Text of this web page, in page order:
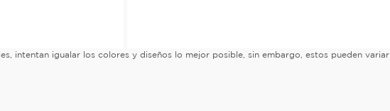
intentan igualar los colores y diseños lo mejor posible, sin embargo, estos pueden variar